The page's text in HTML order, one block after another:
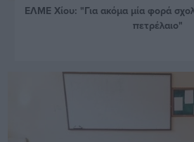
ΕΛΜΕ Χίου: "Για ακόμα μία φορά
πετρέλαιο"